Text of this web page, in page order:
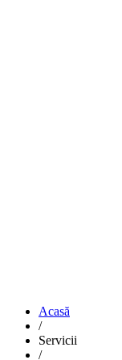
Acasă
/
Servicii
/